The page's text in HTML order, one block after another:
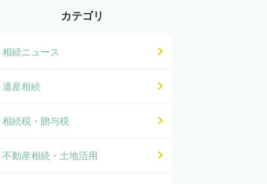
カテゴリ
相続ニュース
遺産相続
相続税・贈与税
不動産相続・土地活用